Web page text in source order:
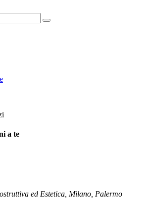
a te
ed Estetica, Milano, Palermo